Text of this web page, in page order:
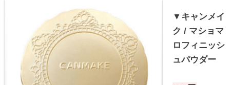
▼キャンメイ
ク / マショマ
ロフィニッシ
ュパウダー